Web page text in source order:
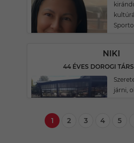
NIKI
44 ÉVES DOROGI
járni,
1 2 3 4 5